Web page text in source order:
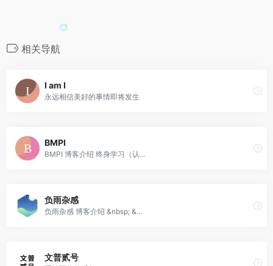
相关导航
I am I
永远相信美好的事情即将发生
BMPI
BMPI 博客介绍 终身学习（认...
负雨杂感
负雨杂感 博客介绍 &nbsp; &...
文普贰号